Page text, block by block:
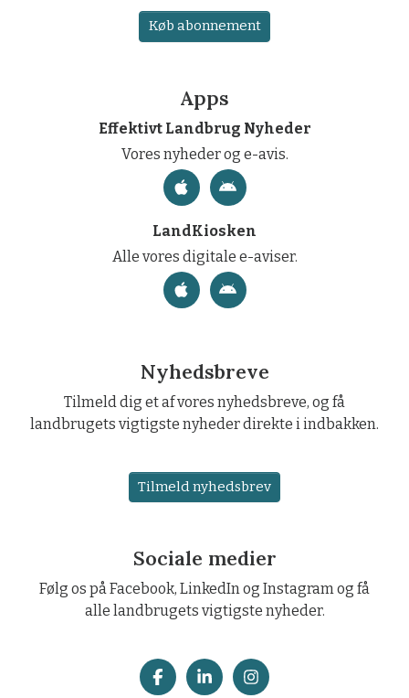
Køb abonnement
Apps
Effektivt Landbrug Nyheder
Vores nyheder og e-avis.
LandKiosken
Alle vores digitale e-aviser.
Nyhedsbreve
Tilmeld dig et af vores nyhedsbreve, og få
landbrugets vigtigste nyheder direkte i indbakken.
Tilmeld nyhedsbrev
Sociale medier
Følg os på Facebook, LinkedIn og Instagram og få
alle landbrugets vigtigste nyheder.